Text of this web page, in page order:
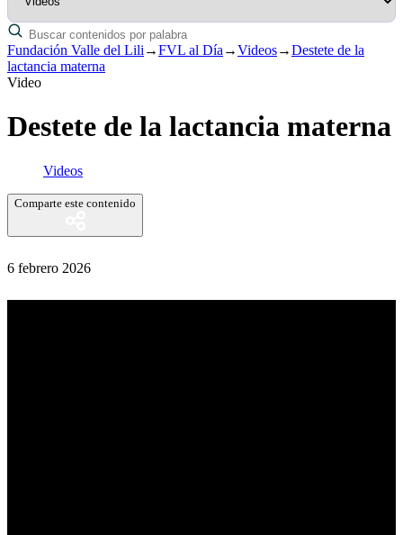
Fundación Valle del Lili →FVL al Día →Videos→Destete de la
lactancia materna
Video
Destete de la lactancia materna
Videos
Comparte este contenido
6 febrero 2026